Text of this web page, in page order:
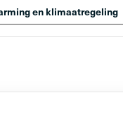
en klimaatregeling